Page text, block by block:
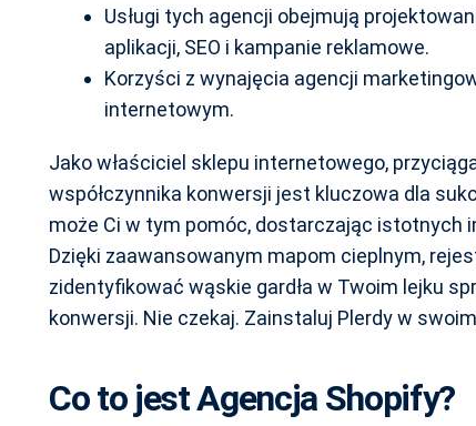
Usługi tych agencji obejmują
aplikacji, SEO i kampanie reklamowe.
Korzyści z wynajęcia agencji
internetowym.
Jako właściciel sklepu internetowego,
współczynnika konwersji jest kluczowa dla
może Ci w tym pomóc, dostarczając istotnych
Dzięki zaawansowanym mapom cieplnym,
zidentyfikować wąskie gardła w Twoim lejku
konwersji. Nie czekaj. Zainstaluj Plerdy w
Co to jest Agencja Shopify?